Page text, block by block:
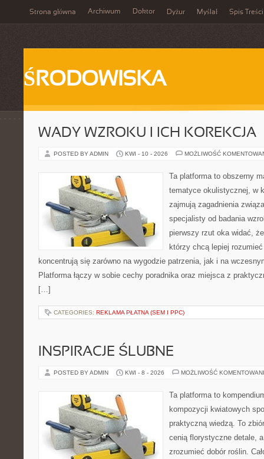
Strona główna Archiwum Doktor Dyżur Myślał Spis Treści
ŚRODOWISKA
WADY WZROKU I ICH KOREKCJA
POSTED BY ADMIN KWI - 10 - 2026 MOŻLIWOŚĆ
Ta platforma to obszerny
tematyce okulistycznej, w
zajmują zagadnienia
specjalisty od badania
pierwszy rzut oka widać,
którzy chcą lepiej
koncentrują się zarówno na wygodzie patrzenia, jak i na
Platforma łączy w sobie cechy poradnika oraz miejsca z
[…]
CATEGORIES: REKLAMA PŁATNA (SEM I PPC)
INSPIRACJE ŚLUBNE
POSTED BY ADMIN KWI - 8 - 2026 MOŻLIWOŚĆ
Ta platforma to
kompozycji kwiatowych
praktyczną wiedzą. To
cenią florystyczne detale,
zrozumieć dobór roślin.